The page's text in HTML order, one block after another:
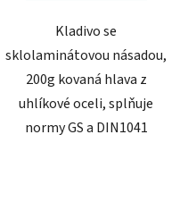
Kladivo se
sklolaminátovou násadou,
200g kovaná hlava z
uhlíkové oceli, splňuje
normy GS a DIN1041